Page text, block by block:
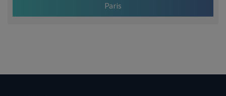
Paris